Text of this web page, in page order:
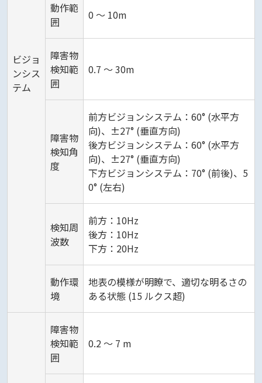
ビジョ
ンシス
テム
動作範
囲
0 ～ 10m
障害物
検知範
囲
0.7 ～ 30m
障害物
検知角
度
前方ビジョンシステム：60° (水平方
向)、±27° (垂直方向)
後方ビジョンシステム：60° (水平方
向)、±27° (垂直方向)
下方ビジョンシステム：70° (前後)、5
0° (左右)
検知周
波数
前方：10Hz
後方：10Hz
下方：20Hz
動作環
境
地表の模様が明瞭で、適切な明るさの
ある状態 (15 ルクス超)
障害物
検知範
囲
0.2 ～ 7 m